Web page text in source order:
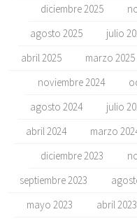
diciembre 2025
agosto 2025
julio
abril 2025
marzo 2025
noviembre 2024
agosto 2024
julio
abril 2024
marzo
diciembre 2023
septiembre 2023
mayo 2023
abril 2023